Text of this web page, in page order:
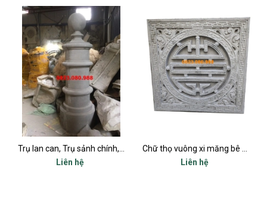
Liên hệ
Liên hệ